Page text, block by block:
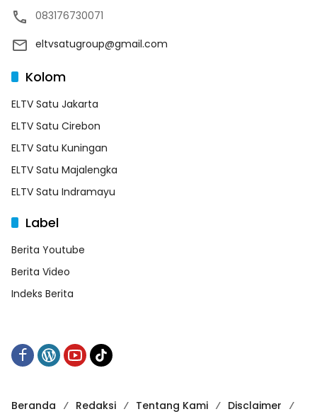
083176730071
eltvsatugroup@gmail.com
Kolom
ELTV Satu Jakarta
ELTV Satu Cirebon
ELTV Satu Kuningan
ELTV Satu Majalengka
ELTV Satu Indramayu
Label
Berita Youtube
Berita Video
Indeks Berita
Beranda Redaksi Tentang Kami Disclaimer